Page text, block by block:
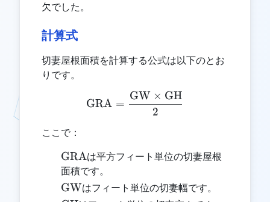
欠でした。
計算式
切妻屋根面積を計算する公式は以下のとお
りです。
\text{GRA} =
GRA =
2
GW × GH
ここで：
\text{GRA}
GRAは平方フィート単位の切妻屋根
面積です。
\text{GW}
GWはフィート単位の切妻幅です。